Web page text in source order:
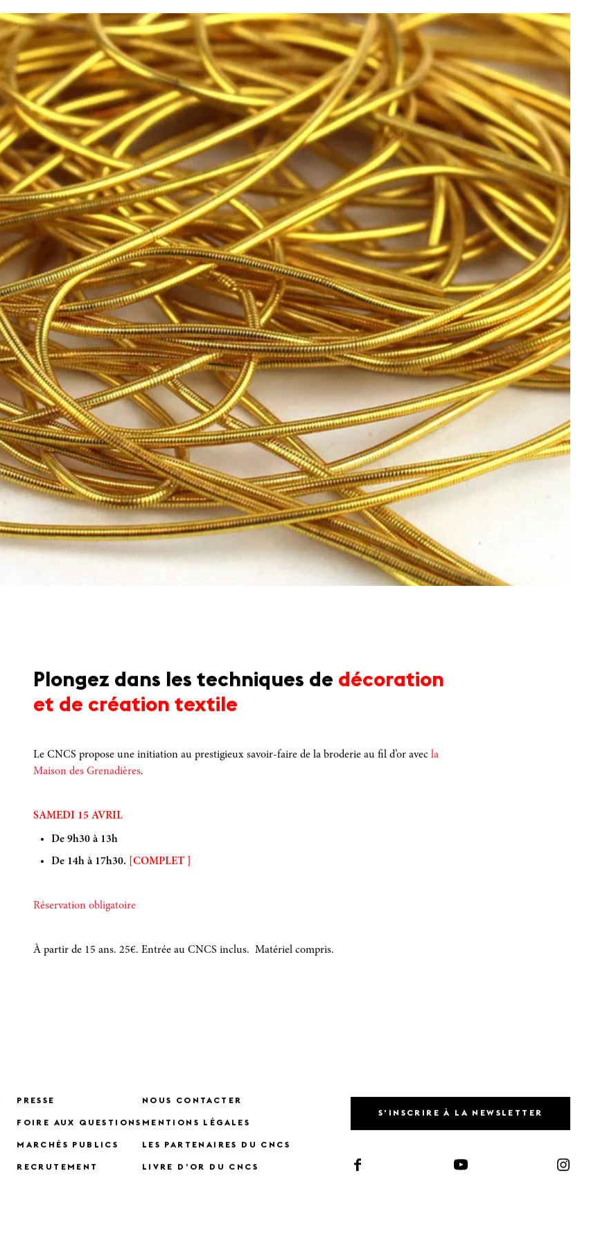
Plongez dans les techniques de décoration
et de création textile
Le CNCS propose une initiation au prestigieux savoir-faire de la broderie au fil d’or avec la
Maison des Grenadières.
SAMEDI 15 AVRIL
De 9h30 à 13h
De 14h à 17h30.
[COMPLET ]
Réservation obligatoire
À partir de 15 ans. 25€. Entrée au CNCS inclus. Matériel compris.
PRESSE
FOIRE AUX QUESTIONS
MARCHÉS PUBLICS
RECRUTEMENT
NOUS CONTACTER
MENTIONS LÉGALES
LES PARTENAIRES DU CNCS
LIVRE D’OR DU CNCS
S'INSCRIRE À LA NEWSLETTER